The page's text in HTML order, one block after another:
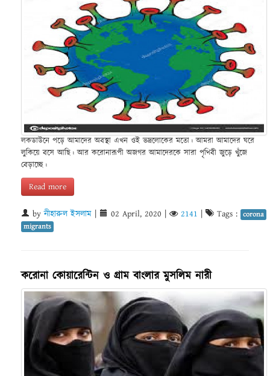
লকডাউনে পড়ে আমাদের অবস্থা এখন ওই ভদ্রলোকের মতো। আমরা আমাদের ঘরে
লুকিয়ে বসে আছি। আর করোনারূপী অজগর আমাদেরকে সারা পৃথিবী জুড়ে খুঁজে
বেড়াচ্ছে।
Read more
byনীহারুল ইসলাম | 02 April, 2020 | 2141 | Tags : corona
migrants
করোনা কোয়ারেন্টিন ও গ্রাম বাংলার মুসলিম নারী